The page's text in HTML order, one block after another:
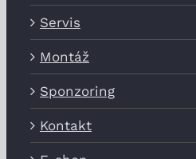
Servis
Montáž
Sponzoring
Kontakt